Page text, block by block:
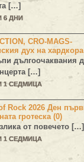
[…]
6 ДНИ
CRO-MAGS-
дух на
дългоочаквания
[…]
1 СЕДМИЦА
Rock 2026 Ден
гротеска (0)
от повечето […]
1 СЕДМИЦА